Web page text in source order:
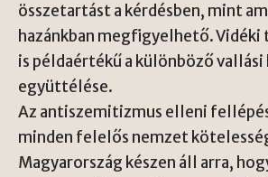
összetartást a kérdésben, mint
hazánkban megfigyelhető.
is példaértékű a különböző vallási
együttélése.
Az antiszemitizmus elleni
minden felelős nemzet
Magyarország készen áll arra,